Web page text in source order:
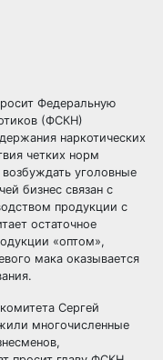
Федеральную
(ФСКН)
наркотических
четких норм
уголовные
бизнес связан с
продукции с
остаточное
«оптом»,
мака оказывается
Сергей
многочисленные